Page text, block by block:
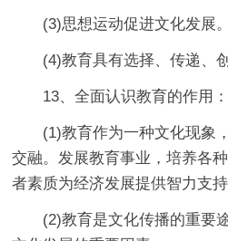
(3)思想运动促进文化发展。
(4)教育具有选择、传递、
13、全面认识教育的作用：
(1)教育作为一种文化现象
交融。发展教育事业，培养各
者素质为经济发展提供智力支持
(2)教育是文化传播的重要